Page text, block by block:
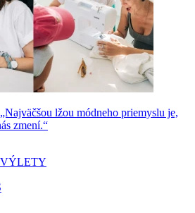
lžou módneho priemyslu je,
zmení.“